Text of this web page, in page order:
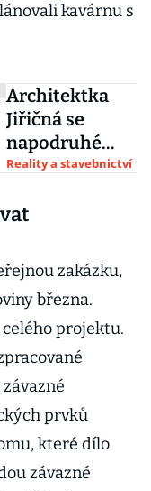
kavárnu s
Architektka
Jiřičná se
napodruhé
pokusí vrátit
s developerem
Reality a stavebnictví
zakázku,
března.
projektu.
prvků
které dílo
závazné